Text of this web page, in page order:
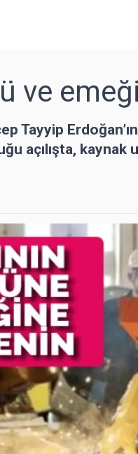
ve emeği
Tayyip
açılışta, kaynak